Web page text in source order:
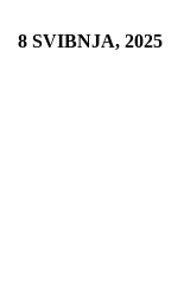
8 SVIBNJA, 2025